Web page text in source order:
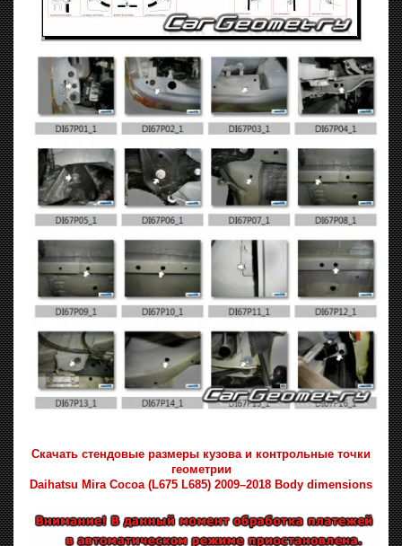
Скачать стендовые размеры кузова и контрольные точки
геометрии
Daihatsu Mira Cocoa (L675 L685) 2009–2018 Body dimensions